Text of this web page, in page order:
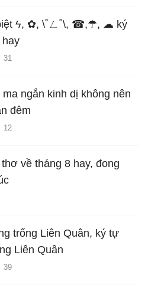
ϟ, ✿, \˚ㄥ˚\, ☎,☂, ☁ ký
31
ngắn kinh dị không nên
đêm
12
về tháng 8 hay, đong
trống Liên Quân, ký tự
Liên Quân
39